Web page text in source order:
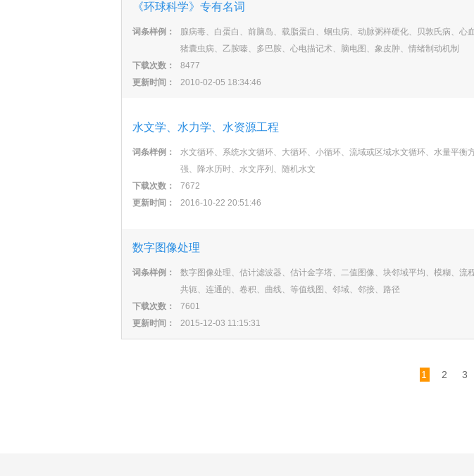
《环球科学》专有名词
词条样例：
腺病毒、白蛋白、前脑岛、载脂蛋白、蛔虫病、动脉粥样硬化、贝敦氏病、心
猪囊虫病、乙胺嗪、多巴胺、心电描记术、脑电图、象皮肿、情绪制动机制
下载次数：
8477
更新时间：
2010-02-05 18:34:46
水文学、水力学、水资源工程
词条样例：
水文循环、系统水文循环、大循环、小循环、流域或区域水文循环、水量平衡
强、降水历时、水文序列、随机水文
下载次数：
7672
更新时间：
2016-10-22 20:51:46
数字图像处理
词条样例：
数字图像处理、估计滤波器、估计金字塔、二值图像、块邻域平均、模糊、流
共轭、连通的、卷积、曲线、等值线图、邻域、邻接、路径
下载次数：
7601
更新时间：
2015-12-03 11:15:31
1 2 3